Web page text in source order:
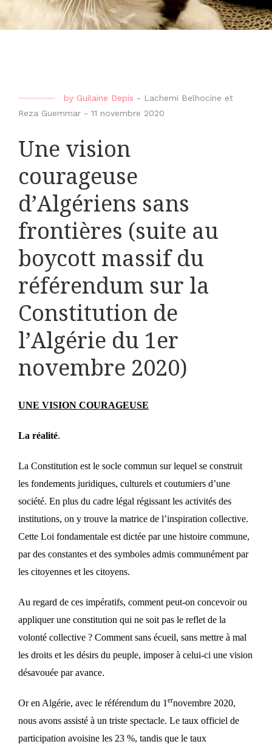
by Guilaine Depis - Lachemi Belhocine et
Reza Guemmar - 11 novembre 2020
Une vision
courageuse
d’Algériens sans
frontières (suite au
boycott massif du
référendum sur la
Constitution de
l’Algérie du 1er
novembre 2020)
UNE VISION COURAGEUSE
La réalité.
La Constitution est le socle commun sur lequel se construit
les fondements juridiques, culturels et coutumiers d’une
société. En plus du cadre légal régissant les activités des
institutions, on y trouve la matrice de l’inspiration collective.
Cette Loi fondamentale est dictée par une histoire commune,
par des constantes et des symboles admis communément par
les citoyennes et les citoyens.
Au regard de ces impératifs, comment peut-on concevoir ou
appliquer une constitution qui ne soit pas le reflet de la
volonté collective ? Comment sans écueil, sans mettre à mal
les droits et les désirs du peuple, imposer à celui-ci une vision
désavouée par avance.
Or en Algérie, avec le référendum du 1 ernovembre 2020,
nous avons assisté à un triste spectacle. Le taux officiel de
participation avoisine les 23 %, tandis que le taux